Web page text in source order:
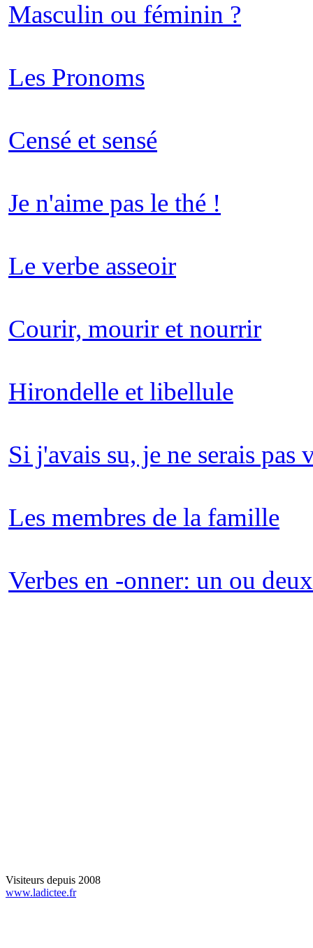
Masculin ou féminin ?
Les Pronoms
Censé et sensé
Je n'aime pas le thé !
Le verbe asseoir
Courir, mourir et nourrir
Hirondelle et libellule
Si j'avais su, je ne serais pas
Les membres de la famille
Verbes en -onner: un ou
Visiteurs depuis 2008
www.ladictee.fr